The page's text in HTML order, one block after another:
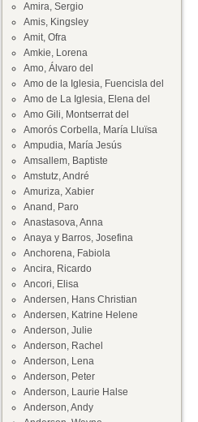
Amira, Sergio
Amis, Kingsley
Amit, Ofra
Amkie, Lorena
Amo, Álvaro del
Amo de la Iglesia, Fuencisla del
Amo de La Iglesia, Elena del
Amo Gili, Montserrat del
Amorós Corbella, María Lluïsa
Ampudia, María Jesús
Amsallem, Baptiste
Amstutz, André
Amuriza, Xabier
Anand, Paro
Anastasova, Anna
Anaya y Barros, Josefina
Anchorena, Fabiola
Ancira, Ricardo
Ancori, Elisa
Andersen, Hans Christian
Andersen, Katrine Helene
Anderson, Julie
Anderson, Rachel
Anderson, Lena
Anderson, Peter
Anderson, Laurie Halse
Anderson, Andy